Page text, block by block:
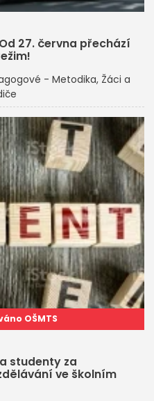
27. června přechází
- Metodika Žáci a
OŠMTS
studenty za
ve školním